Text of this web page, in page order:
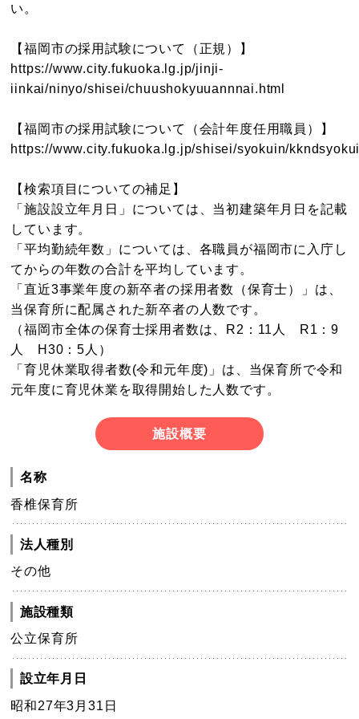
い。
【福岡市の採用試験について（正規）】
https://www.city.fukuoka.lg.jp/jinji-
iinkai/ninyo/shisei/chuushokyuuannnai.html
【福岡市の採用試験について（会計年度任用職員）】
https://www.city.fukuoka.lg.jp/shisei/syokuin/
【検索項目についての補足】
「施設設立年月日」については、当初建築年月日を記載
しています。
「平均勤続年数」については、各職員が福岡市に入庁し
てからの年数の合計を平均しています。
「直近3事業年度の新卒者の採用者数（保育士）」は、
当保育所に配属された新卒者の人数です。
（福岡市全体の保育士採用者数は、R2：11人 R1：9
人 H30：5人）
「育児休業取得者数(令和元年度)」は、当保育所で令和
元年度に育児休業を取得開始した人数です。
施設概要
名称
香椎保育所
法人種別
その他
施設種類
公立保育所
設立年月日
昭和27年3月31日